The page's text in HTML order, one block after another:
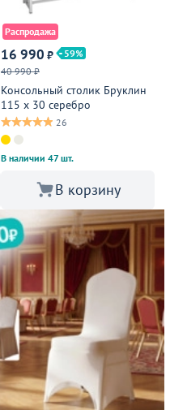
Распродажа
16 990 ₽
59
40 990 ₽
Консольный столик Бруклин
115 x 30 серебро
26
В наличии 47 шт.
В корзину